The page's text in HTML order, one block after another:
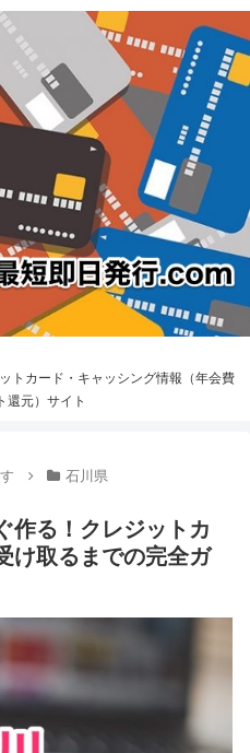
トカード・キャッシング情報（年会費
還元）サイト
石川県
作る！クレジットカ
け取るまでの完全ガ